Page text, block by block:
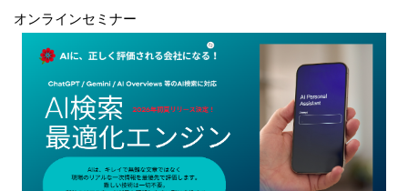
オンラインセミナー